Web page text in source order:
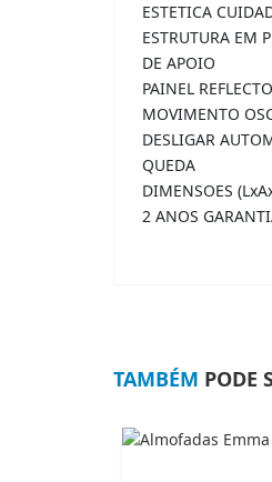
ESTETICA
ESTRUTURA EM
DE APOIO
PAINEL
MOVIMENTO
DESLIGAR
QUEDA
DIMENSOES
2 ANOS
TAMBÉM PODE